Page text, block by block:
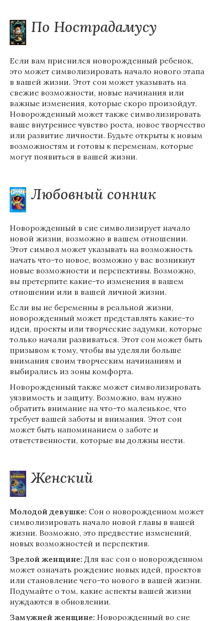
По Нострадамусу
Если вам приснился новорожденный ребенок,
это может символизировать начало нового этапа
в вашей жизни. Этот сон может указывать на
свежие возможности, новые начинания или
важные изменения, которые скоро произойдут.
Новорожденный может также символизировать
ваше внутреннее чувство роста, новое творчество
или развитие личности. Будьте открыты к новым
возможностям и готовы к переменам, которые
могут появиться в вашей жизни.
Любовный сонник
Новорожденный в сне символизирует начало
новой жизни, возможно в вашем отношении.
Этот символ может указывать на возможность
начать что-то новое, возможно у вас возникнут
новые возможности и перспективы. Возможно,
вы претерпите какие-то изменения в вашем
отношении или в вашей личной жизни.
Если вы не беременны в реальной жизни,
новорожденный может представлять какие-то
идеи, проекты или творческие задумки, которые
только начали развиваться. Этот сон может быть
призывом к тому, чтобы вы уделяли больше
внимания своим творческим начинаниям и
выбирались из зоны комфорта.
Новорожденный также может символизировать
уязвимость и защиту. Возможно, вам нужно
обратить внимание на что-то маленькое, что
требует вашей заботы и внимания. Этот сон
может быть напоминанием о заботе и
ответственности, которые вы должны нести.
Женский
Молодой девушке: Сон о новорожденном может
символизировать начало новой главы в вашей
жизни. Возможно, это предвестие изменений,
новых возможностей и перспектив.
Зрелой женщине: Для вас сон о новорожденном
может означать рождение новых идей, проектов
или становление чего-то нового в вашей жизни.
Подумайте о том, какие аспекты вашей жизни
нуждаются в обновлении.
Замужней женщине: Новорожденный во сне